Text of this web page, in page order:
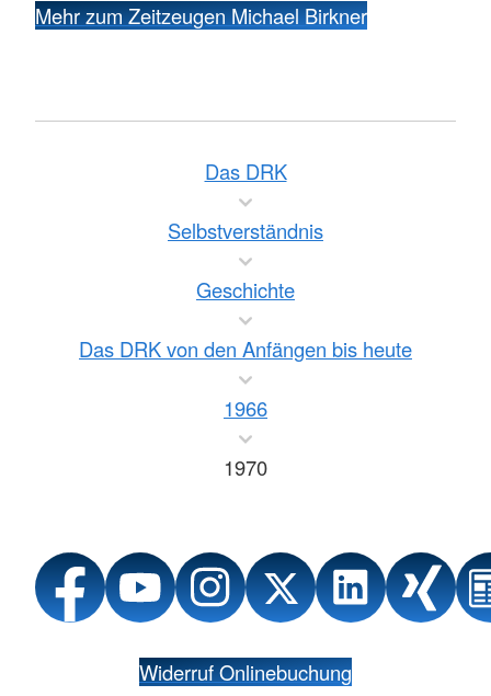
Mehr zum Zeitzeugen Michael Birkner
Das DRK
Selbstverständnis
Geschichte
Das DRK von den Anfängen bis heute
1966
1970
Widerruf Onlinebuchung